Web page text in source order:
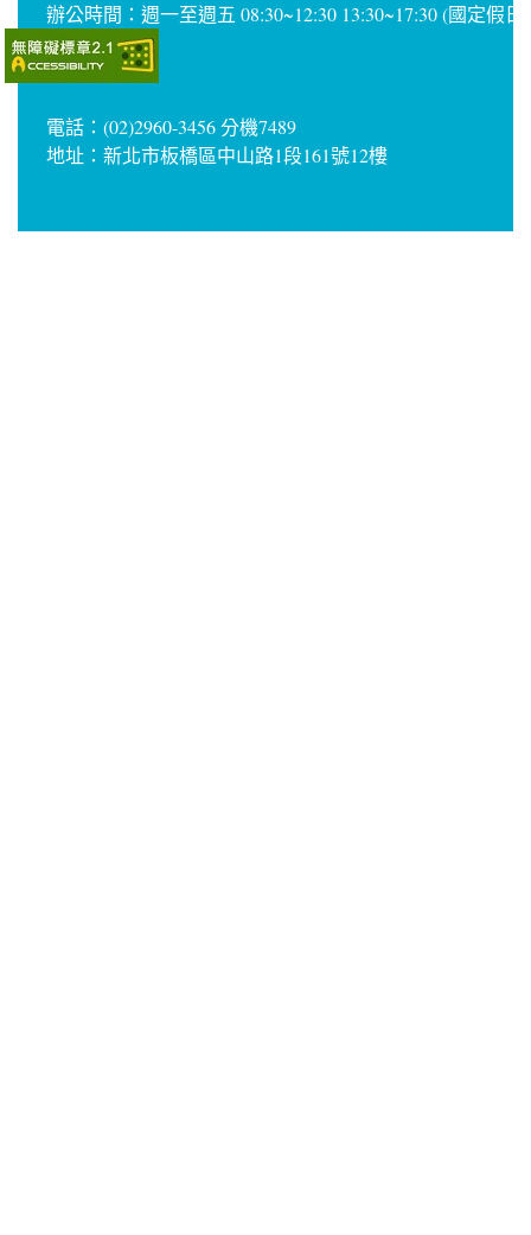
辦公時間：週一至週五 08:30~12:30 13:30~17:30 (國定假日
電話：(02)2960-3456 分機7489
地址：新北市板橋區中山路1段161號12樓